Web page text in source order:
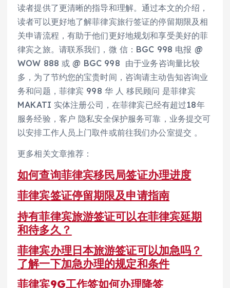
读者提供了更清晰的指导和理解。通过本文的介绍，
读者可以更好地了解菲律宾旅行签证的停留期限及相
关申请流程，有助于他们更好地规划和享受美好的菲
律宾之旅。请联系我们，微 信：BGC 998 电报 @
WOW 888 或 @ BGC 998 由于业务咨询量比较
多，为了节约您的宝贵时间，咨询请主动告知咨询业
务和问题，菲律宾 998 华 人 移民顾问 是菲律宾
MAKATI 实体注册公司，在菲律宾已经有超过18年
服务经验，客户 隐私安全保护服务可靠，业务提交可
以安排工作人员上门取件或前往我们办公室提交 。
更多相关文章推荐：
如何查询菲律宾移民局签证办理进度
菲律宾签证停留期限及申请指南
持有菲律宾旅游签证可以在菲律宾延期
和待多久？
菲律宾办理日本旅游签证可以加急吗？
了解一下加急办理的规定和条件
菲律宾9G工作签如何办理降签